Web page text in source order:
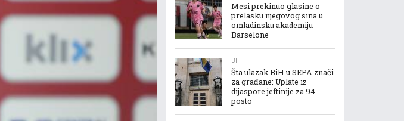
Mesi prekinuo glasine o
prelasku njegovog sina u
omladinsku akademiju
Barselone
BIH
Šta ulazak BiH u SEPA znači
za građane: Uplate iz
dijaspore jeftinije za 94
posto